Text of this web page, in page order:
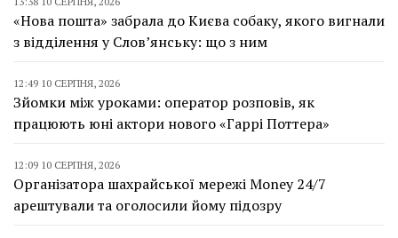
«Нова пошта» забрала до Києва собаку, якого вигнали
з відділення у Слов’янську: що з ним
12:49 10 СЕРПНЯ, 2026
Зйомки між уроками: оператор розповів, як
працюють юні актори нового «Гаррі Поттера»
12:09 10 СЕРПНЯ, 2026
Організатора шахрайської мережі Money 24/7
арештували та оголосили йому підозру